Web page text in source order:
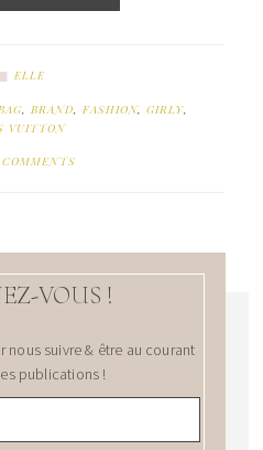
ELLE
, BRAND, FASHION, GIRLY,
VUITTON
COMMENTS
VOUS !
nous suivre & être au courant
publications !